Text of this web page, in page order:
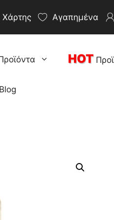
Χάρτης Αγαπημένα
HOT
Blog